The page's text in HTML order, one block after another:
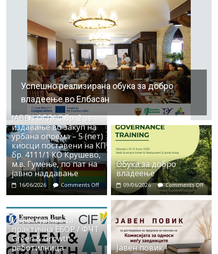
Успешно реализирана обука за добро
владеење во Елбасан
ЈАВЕН ОГЛАС бр. 2 за
издавање во закуп на
урбана опрема – 5 (пет)
киосци поставени на КП
бр. 4111/1 КО Крушево,
м.в. Гумење, по пат на
јавно наддавање
16/06/2026 Comments Off
Обука за добро
владеење
09/06/2026 Comments Off
Известување за
практична ЕБОР / ФЧТ
Green & Growth
работилница
Јавен повик